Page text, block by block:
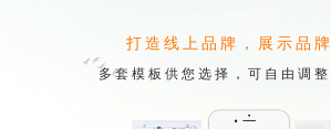
打造线上品牌，展示品
多套模板供您选择，可自由调